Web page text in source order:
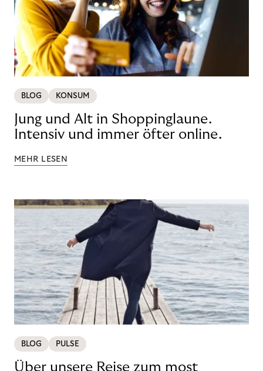
BLOG KONSUM
Jung und Alt in Shoppinglaune.
Intensiv und immer öfter online.
MEHR LESEN
BLOG PULSE
Über unsere Reise zum most